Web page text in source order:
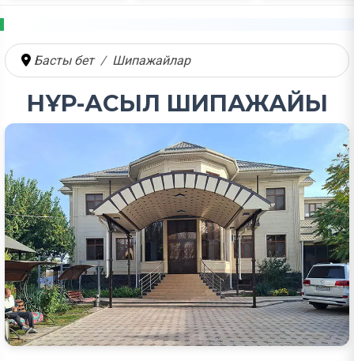
Басты бет Шипажайлар
НҰР-АСЫЛ ШИПАЖАЙЫ